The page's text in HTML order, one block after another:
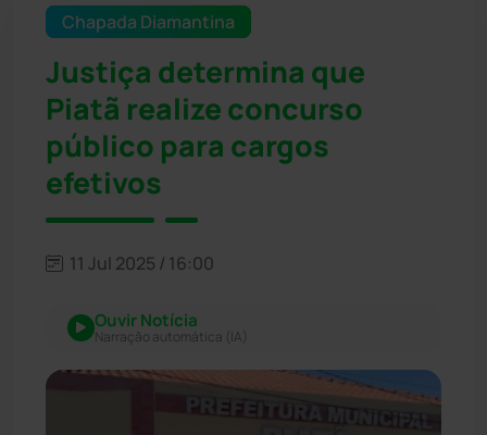
Chapada Diamantina
Justiça determina que
Piatã realize concurso
público para cargos
efetivos
11 Jul 2025 / 16:00
Ouvir Notícia
Narração automática (IA)